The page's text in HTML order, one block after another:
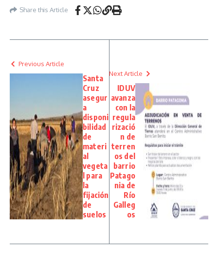
Share this Article
Previous Article
Santa
Cruz
asegur
a
disponi
bilidad
de
materi
al
vegeta
l para
la
fijación
de
suelos
Next Article
IDUV
avanza
con la
regula
rizació
n de
terren
os del
barrio
Patago
nia de
Río
Galleg
os